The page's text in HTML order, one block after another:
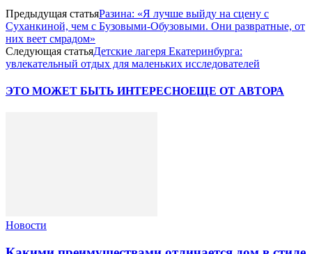
Предыдущая статьяРазина: «Я лучше выйду на сцену с
Суханкиной, чем с Бузовыми-Обузовыми. Они развратные, от
них веет смрадом»
Следующая статьяДетские лагеря Екатеринбурга:
увлекательный отдых для маленьких исследователей
ЭТО МОЖЕТ БЫТЬ ИНТЕРЕСНОЕЩЕ ОТ АВТОРА
Новости